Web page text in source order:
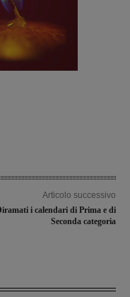
Articolo successivo
i calendari di Prima e di
Seconda categoria